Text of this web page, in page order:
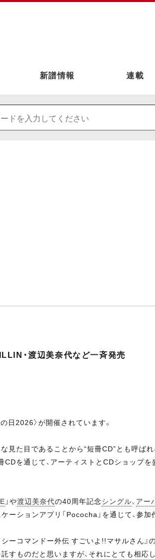
新譜情報 連載
・渡辺美奈代など一斉発売
日2026〉が開催されています。
た目であることから“短冊CD”とも呼ばれ
を通じて、アーティストとCDショップ
」や渡辺美奈代の40周年記念シングル、 アー
ションアプリ「Pococha」を通じて、参
ーコマンドー外伝 すごいよ!!マサルさん』
すものだと思いますが、それにとても相